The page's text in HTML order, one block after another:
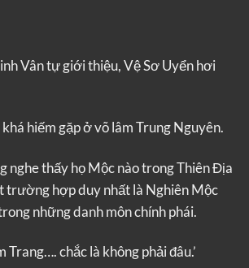
Vân tự giới thiệu, Vệ Sơ Uyển hơi
hiếm gặp ở võ lâm Trung Nguyên.
nghe thấy họ Mộc nào trong Thiên Địa
trường hợp duy nhất là Nghiên Mộc
những danh môn chính phái.
Trang…. chắc là không phải đâu.’